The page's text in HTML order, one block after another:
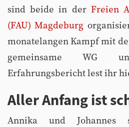
sind beide in der Freien
(FAU) Magdeburg
monatelangen Kampf mit
gemeinsame WG
Erfahrungsbericht lest ihr
Aller Anfang ist
Annika und Johannes